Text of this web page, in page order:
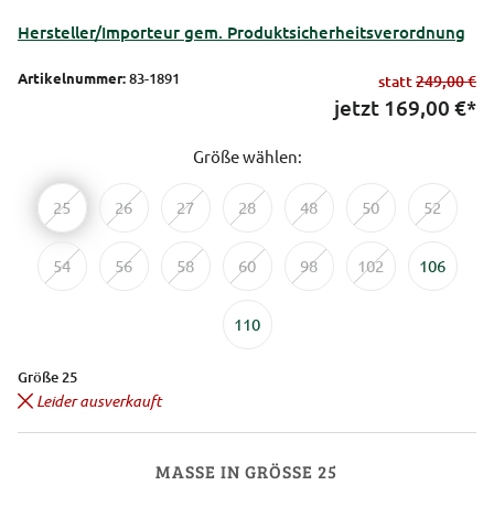
Hersteller/Importeur gem. Produktsicherheitsverordnung
Artikelnummer:83-1891 statt249,00 €
jetzt 169,00 €*
Größe wählen:
25 26 27 28 48 50 52
54 56 58 60 98 102 106
110
Größe 25
Leider ausverkauft
MASSE IN GRÖSSE 25